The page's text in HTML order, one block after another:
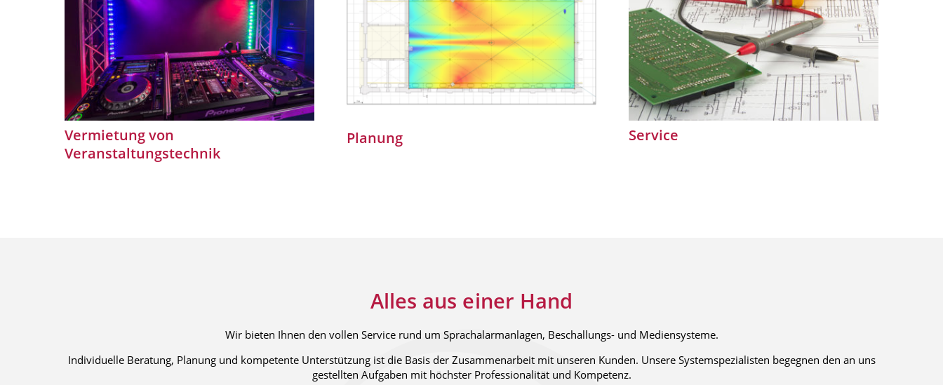
Vermietung von
Veranstaltungstechnik
Planung Service
Alles aus einer Hand
Wir bieten Ihnen den vollen Service rund um Sprachalarmanlagen, Beschallungs- und Mediensysteme.
Individuelle Beratung, Planung und kompetente Unterstützung ist die Basis der Zusammenarbeit mit unseren Kunden. Unsere Systemspezialisten begegnen den an uns
gestellten Aufgaben mit höchster Professionalität und Kompetenz.